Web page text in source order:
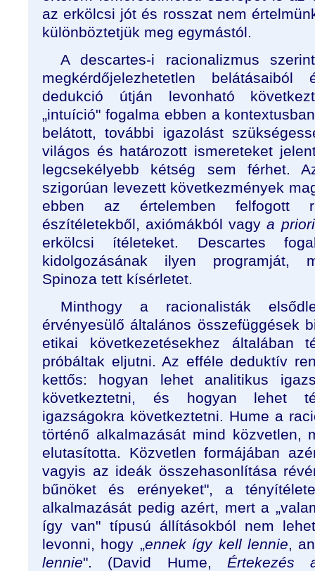
az erkölcsi jót és rosszat nem
különböztetjük meg egymástól.
A descartes-i racionalizmus
megkérdőjelezhetetlen
dedukció útján levonható
„intuíció" fogalma ebben a
belátott, további igazolást
világos és határozott ismereteket
legcsekélyebb kétség sem férhet.
szigorúan levezett következmények
ebben az értelemben felfogott
észítéletekből, axiómákból vagya
erkölcsi ítéleteket. Descartes
kidolgozásának ilyen programját,
Spinoza tett kísérletet.
Minthogy a racionalisták
érvényesülő általános összefüggések
etikai következetésekhez általában
próbáltak eljutni. Az efféle deduktív
kettős: hogyan lehet analitikus
következtetni, és hogyan lehet
igazságokra következtetni. Hume a
történő alkalmazását mind közvetlen,
elutasította. Közvetlen formájában
vagyis az ideák összehasonlítása
bűnöket és erényeket", a
alkalmazását pedig azért, mert a
így van" típusú állításokból nem
levonni, hogy „ennek így kell lennie,
lennie". (David Hume, Értekezés